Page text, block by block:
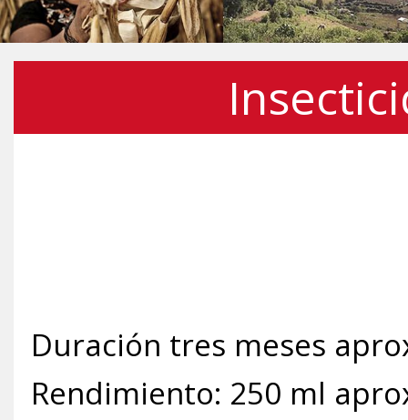
Duración tres meses
Rendimiento: 250 ml